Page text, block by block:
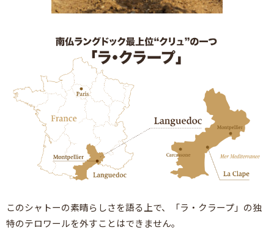
このシャトーの素晴らしさを語る上で、「ラ・クラープ」の独
特のテロワールを外すことはできません。